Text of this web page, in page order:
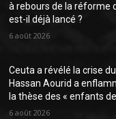
à rebours de la réforme
est-il déjà lancé ?
6 août 2026
Ceuta a révélé la crise
Hassan Aourid a
la thèse des « enfants
6 août 2026